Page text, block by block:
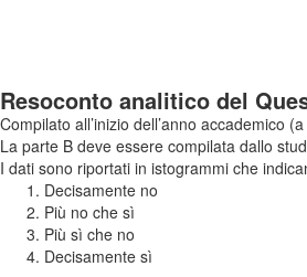
Resoconto analitico del
Compilato all’inizio dell’anno accademico
La parte B deve essere compilata dallo
I dati sono riportati in istogrammi che
Decisamente no
Più no che sì
Più sì che no
Decisamente sì